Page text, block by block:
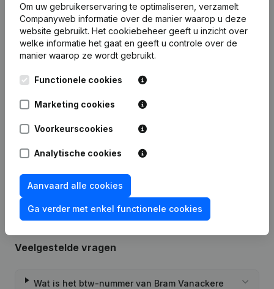
Publicatiesvan Bram Vanackere Maatwerk
10-03-2022 Diversen
Rubriek Oprichting (Nieuwe
enz...)
Veelgestelde vragen
Wat is het btw-nummer van Bram Vanackere
Om uw gebruikerservaring te optimaliseren, verzamelt
Companyweb informatie over de manier waarop u deze
website gebruikt. Het cookiebeheer geeft u inzicht over
welke informatie het gaat en geeft u controle over de
manier waarop ze wordt gebruikt.
Functionele cookies
Marketing cookies
Voorkeurscookies
Analytische cookies
Aanvaard alle cookies
Ga verder met enkel functionele cookies